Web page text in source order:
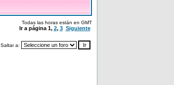
Todas las horas están en GMT
Ir a página 1, 2, 3 Siguiente
Saltar a: